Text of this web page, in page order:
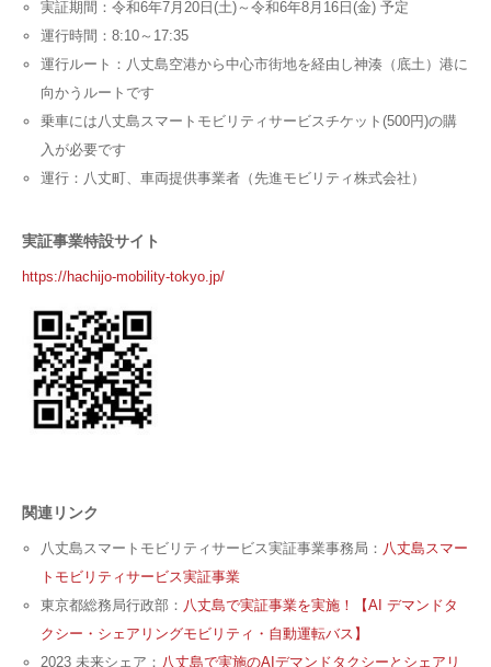
実証期間：令和6年7月20日(土)～令和6年8月16日(金) 予定
運行時間：8:10～17:35
運行ルート：八丈島空港から中心市街地を経由し神湊（底土）港に
向かうルートです
乗車には八丈島スマートモビリティサービスチケット(500円)の購
入が必要です
運行：八丈町、車両提供事業者（先進モビリティ株式会社）
実証事業特設サイト
https://hachijo-mobility-tokyo.jp/
関連リンク
八丈島スマートモビリティサービス実証事業事務局： 八丈島スマー
トモビリティサービス実証事業
東京都総務局行政部： 八丈島で実証事業を実施！【AI デマンドタ
クシー・シェアリングモビリティ・自動運転バス】
2023 未来シェア： 八丈島で実施のAIデマンドタクシーとシェアリ